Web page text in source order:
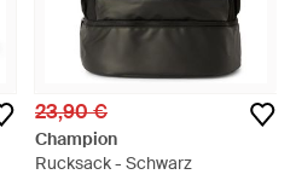
23,90 €
Champion
Rucksack - Schwarz